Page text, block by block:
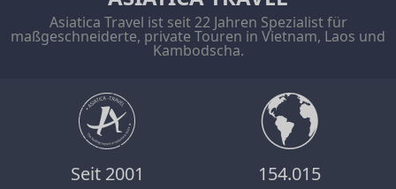
Asiatica Travel ist seit 22 Jahren Spezialist für
maßgeschneiderte, private Touren in Vietnam, Laos und
Kambodscha.
Seit 2001 154.015